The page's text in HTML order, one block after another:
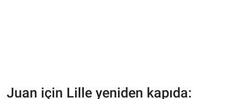
Juan için Lille yeniden kapıda: